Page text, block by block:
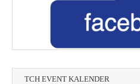
TCH EVENT KALENDER